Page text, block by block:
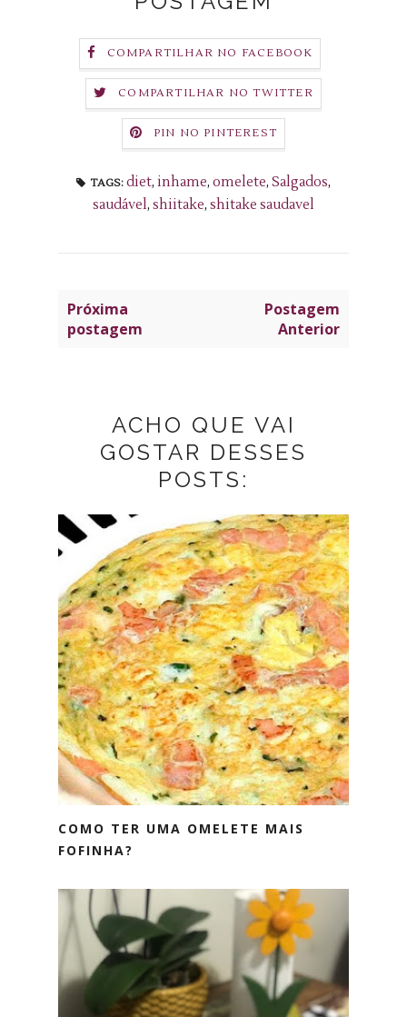
COMPARTILHAR NO FACEBOOK
COMPARTILHAR NO TWITTER
PIN NO PINTEREST
TAGS: diet, inhame, omelete, Salgados,
saudável, shiitake, shitake saudavel
Próxima
postagem
Postagem
Anterior
ACHO QUE VAI
GOSTAR DESSES
POSTS:
COMO TER UMA OMELETE MAIS
FOFINHA?